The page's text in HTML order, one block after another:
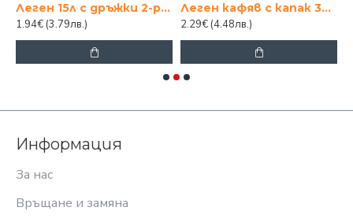
Леген 15л с дръжки 2-ро качество
1.94€ (3.79лв.)
Леген кафяв с капак 36см среден
2.29€ (4.48лв.)
Информация
За нас
Връщане и замяна